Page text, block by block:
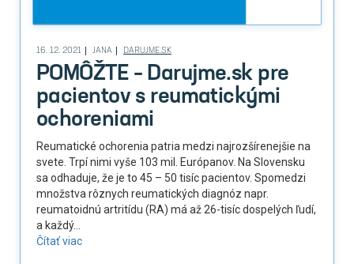
16. 12. 2021 JANA DARUJME.SK
POMÔŽTE – Darujme.sk pre
pacientov s reumatickými
ochoreniami
Reumatické ochorenia patria medzi najrozšírenejšie na
svete. Trpí nimi vyše 103 mil. Európanov. Na Slovensku
sa odhaduje, že je to 45 – 50 tisíc pacientov. Spomedzi
množstva rôznych reumatických diagnóz napr.
reumatoidnú artritídu (RA) má až 26-tisíc dospelých ľudí,
a každý...
Čítať viac